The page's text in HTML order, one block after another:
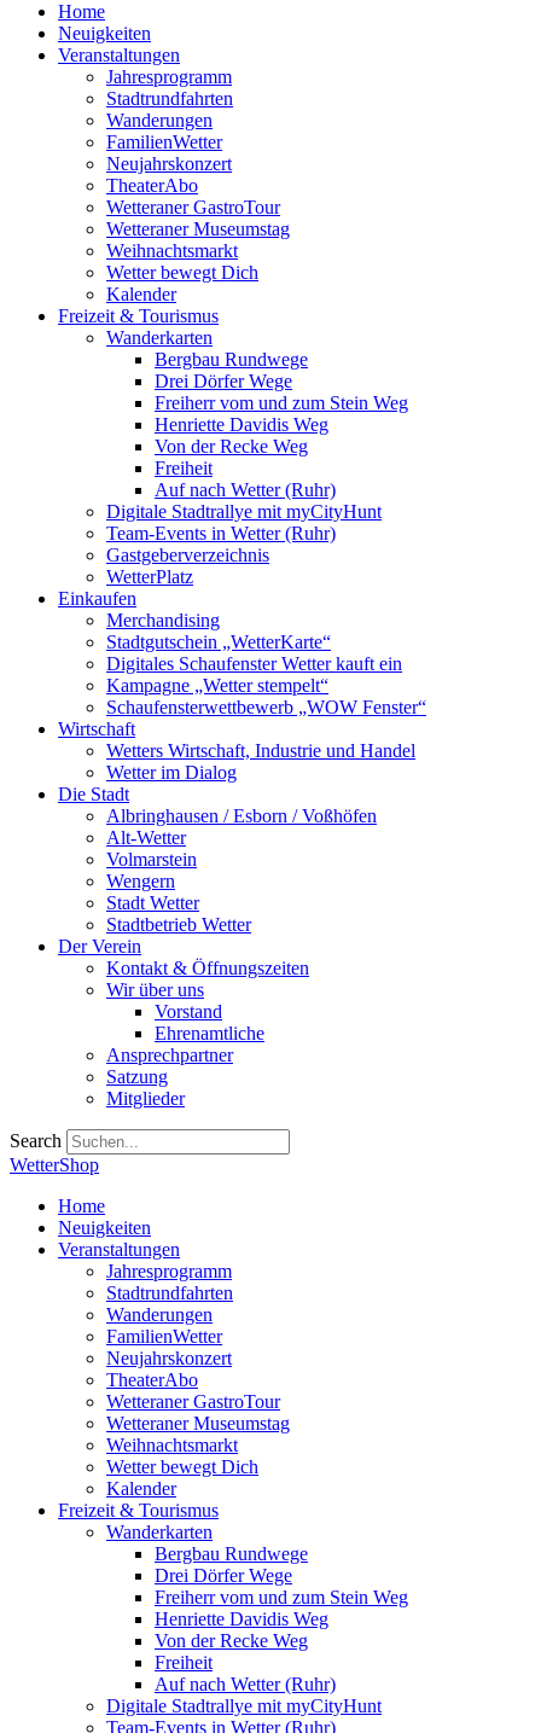
Home
Neuigkeiten
Veranstaltungen
Jahresprogramm
Stadtrundfahrten
Wanderungen
FamilienWetter
Neujahrskonzert
TheaterAbo
Wetteraner GastroTour
Wetteraner Museumstag
Weihnachtsmarkt
Wetter bewegt Dich
Kalender
Freizeit & Tourismus
Wanderkarten
Bergbau Rundwege
Drei Dörfer Wege
Freiherr vom und zum Stein Weg
Henriette Davidis Weg
Von der Recke Weg
Freiheit
Auf nach Wetter (Ruhr)
Digitale Stadtrallye mit myCityHunt
Team-Events in Wetter (Ruhr)
Gastgeberverzeichnis
WetterPlatz
Einkaufen
Merchandising
Stadtgutschein „WetterKarte“
Digitales Schaufenster Wetter kauft ein
Kampagne „Wetter stempelt“
Schaufensterwettbewerb „WOW Fenster“
Wirtschaft
Wetters Wirtschaft, Industrie und Handel
Wetter im Dialog
Die Stadt
Albringhausen / Esborn / Voßhöfen
Alt-Wetter​
Volmarstein
Wengern
Stadt Wetter
Stadtbetrieb Wetter
Der Verein
Kontakt & Öffnungszeiten
Wir über uns
Vorstand
Ehrenamtliche
Ansprechpartner
Satzung
Mitglieder
Search
WetterShop
Home
Neuigkeiten
Veranstaltungen
Jahresprogramm
Stadtrundfahrten
Wanderungen
FamilienWetter
Neujahrskonzert
TheaterAbo
Wetteraner GastroTour
Wetteraner Museumstag
Weihnachtsmarkt
Wetter bewegt Dich
Kalender
Freizeit & Tourismus
Wanderkarten
Bergbau Rundwege
Drei Dörfer Wege
Freiherr vom und zum Stein Weg
Henriette Davidis Weg
Von der Recke Weg
Freiheit
Auf nach Wetter (Ruhr)
Digitale Stadtrallye mit myCityHunt
Team-Events in Wetter (Ruhr)